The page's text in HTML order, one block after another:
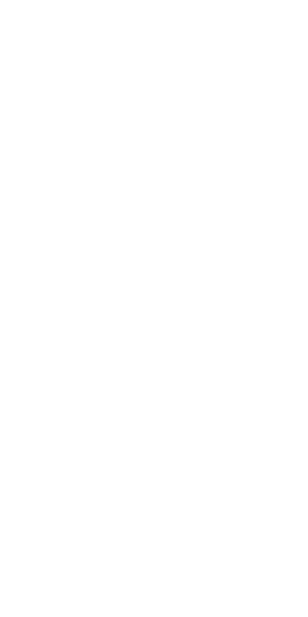
высшее музыкальное
РСФСР, консерватория
европейской части